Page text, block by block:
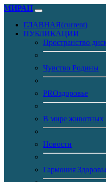
МИРАН
ГЛАВНАЯ(current)
ПУБЛИКАЦИИ
Пространство
Чувство Родины
PROздоровье
В мире животных
Новости
Гармония